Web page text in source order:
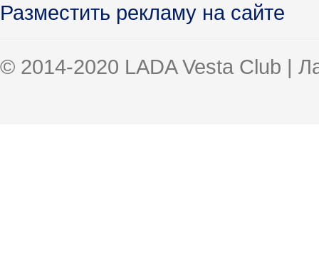
Разместить рекламу на сайте
© 2014-2020 LADA Vesta Club |